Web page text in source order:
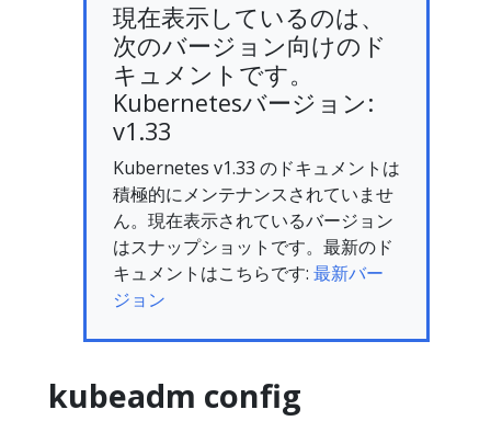
現在表示しているのは、
次のバージョン向けのド
キュメントです。
Kubernetesバージョン:
v1.33
Kubernetes v1.33 のドキュメントは
積極的にメンテナンスされていませ
ん。現在表示されているバージョン
はスナップショットです。最新のド
キュメントはこちらです: 最新バー
ジョン
kubeadm config